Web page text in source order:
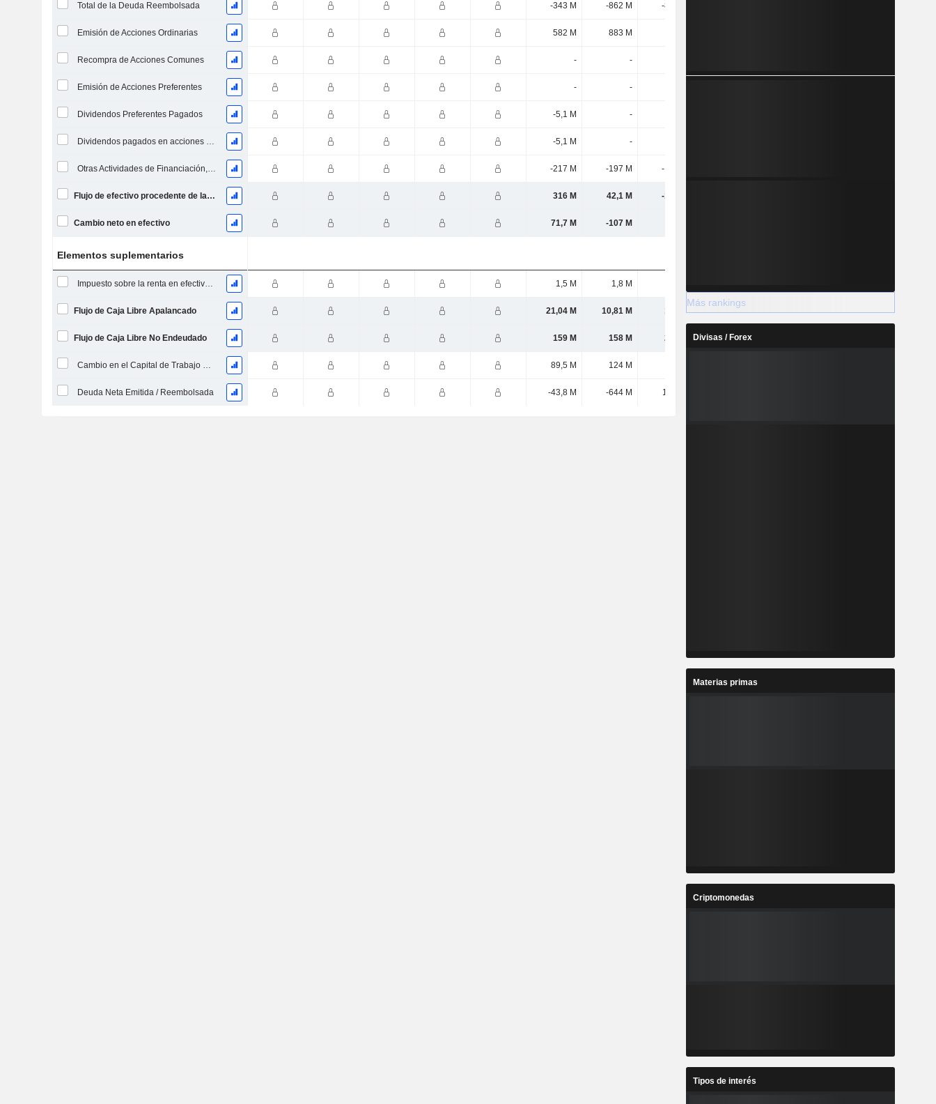
Total de la Deuda Reembolsada -343 M -862 M -807 M
Emisión de Acciones Ordinarias 582 M 883 M
Recompra de Acciones Comunes - -
Emisión de Acciones Preferentes - -
Dividendos Preferentes Pagados -5,1 M -
Dividendos pagados en acciones comunes y preferentes -5,1 M -
Otras Actividades de Financiación, Total -217 M -197 M -175 M
Flujo de efectivo procedente de la financiación 316 M 42,1 M -155 M
Cambio neto en efectivo 71,7 M -107 M
Elementos suplementarios
Impuesto sobre la renta en efectivo pagado (reembolso) 1,5 M 1,8 M
Flujo de Caja Libre Apalancado 21,04 M 10,81 M 143 M 181 M 165 M
Flujo de Caja Libre No Endeudado 159 M 158 M 263 M 308 M
Cambio en el Capital de Trabajo Neto 89,5 M 124 M
Deuda Neta Emitida / Reembolsada -43,8 M -644 M 19,5 M
Más rankings
Divisas / Forex
Materias primas
Criptomonedas
Tipos de interés